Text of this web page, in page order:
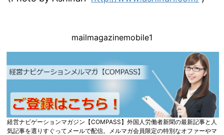
mailmagazinemobile1
経営ナビゲーションマガジン【COMPASS】外国人労働者新聞の最新記事と人
気記事を選りすぐってメールで配信。メルマガ会員限定の特別なオファーやマ